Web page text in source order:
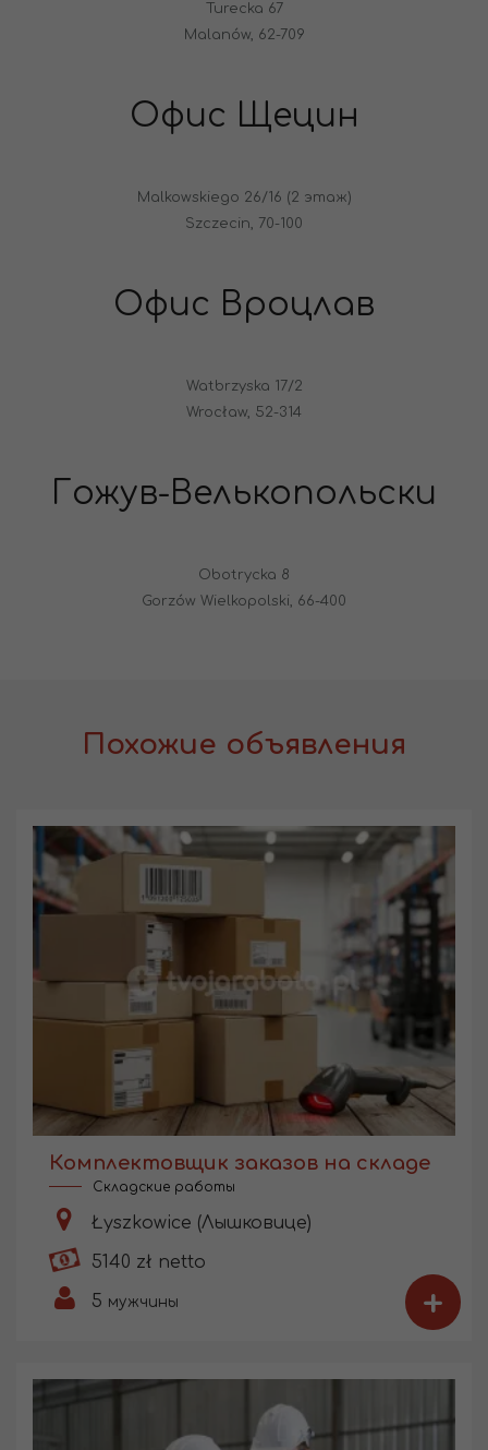
Turecka 67
Malanów, 62-709
Офис Щецин
Malkowskiego 26/16 (2 этаж)
Szczecin, 70-100
Офис Вроцлав
Watbrzyska 17/2
Wrocław, 52-314
Гожув-Велькопольски
Obotrycka 8
Gorzów Wielkopolski, 66-400
Похожие объявления
Комплектовщик заказов на складе
Складские работы
Łyszkowice (Лышковице)
5140 zł netto
5 мужчины +